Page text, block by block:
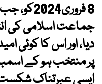
8
جماعت اسلامی کی
دیا، اور اس کا کوئی
پر منتخب ہو کے
ایسی عبرتناک